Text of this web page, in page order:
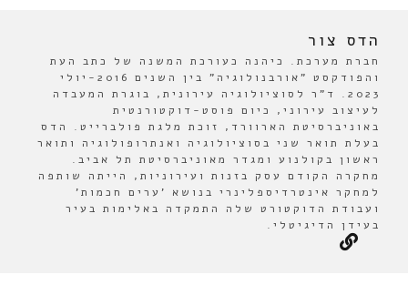
הדס צור
חברת מערכת. כיהנה כעורכת המשנה של כתב העת
והפודקסט "אורבנולוגיה" בין השנים 2016-יולי
2023. ד"ר לסוציולוגיה עירונית, בוגרת המעבדה
לעיצוב עירוני, כיום פוסט-דוקטורנטית
באוניברסיטת הארוורד, זוכת מלגת פולברייט. הדס
בעלת תואר שני בסוציולוגיה ואנתרופולוגיה ותואר
ראשון בקולנוע ומגדר מאוניברסיטת תל אביב.
מחקרה הקודם עסק בזנות ועירוניות, הייתה שותפה
למחקר אינטרדיספלינרי בנושא 'ערים חכמות'
ועבודת הדוקטורט שלה התמקדה באלימות בעיר
בעידן הדיגיטלי.